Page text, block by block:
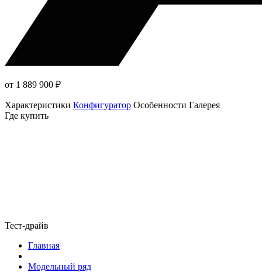
от 1 889 900 ₽
Характеристики Конфигуратор Особенности Галерея
Где купить
Тест-драйв
Главная
Модельный ряд